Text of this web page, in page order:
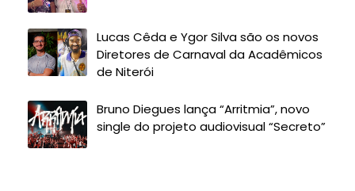
Lucas Cêda e Ygor Silva são os novos
Diretores de Carnaval da Acadêmicos
de Niterói
Bruno Diegues lança “Arritmia”, novo
single do projeto audiovisual “Secreto”